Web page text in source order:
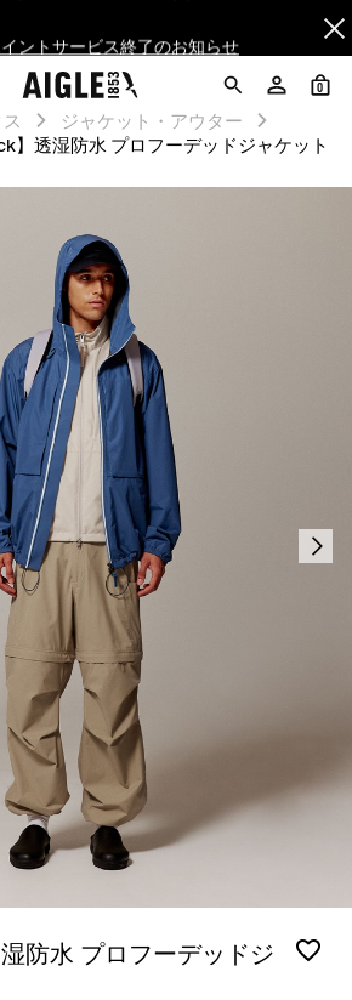
】FINAL SALEがスタート！
員登録で送料＆返品無料
0
ジャケット・アウター
】透湿防水 プロフーデッドジャケット
湿防水 プロフーデッドジ